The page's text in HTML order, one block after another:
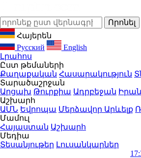
Հայերեն
Русский
English
Լրահոս
Ըստ թեմաների
Քաղաքական Հասարակություն
Տարածաշրջան
Արցախ Թուրքիա Ադրբեջան Իրան
Աշխարհ
ԱՄՆ Եվրոպա Մերձավոր Արևելք
Մամուլ
Հայաստան Աշխարհ
Մեդիա
Տեսանյութեր Լուսանկարներ